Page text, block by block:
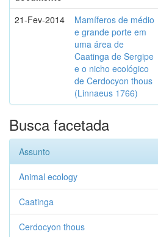
21-Fev-2014
Mamíferos de médio
e grande porte em
uma área de
Caatinga de Sergipe
e o nicho ecológico
de Cerdocyon thous
(Linnaeus 1766)
Busca facetada
Assunto
Animal ecology
Caatinga
Cerdocyon thous